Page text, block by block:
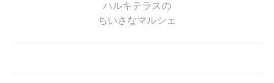
ハルキテラスの
ちいさなマルシェ